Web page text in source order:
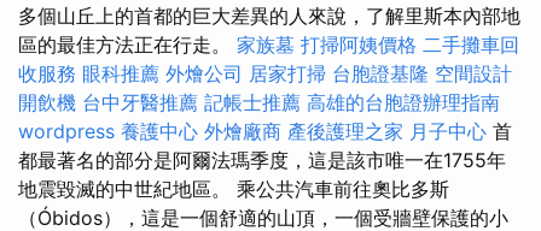
多個山丘上的首都的巨大差異的人來說，了解里斯本內部地
區的最佳方法正在行走。 家族墓 打掃阿姨價格 二手攤車回
收服務 眼科推薦 外燴公司 居家打掃 台胞證基隆 空間設計
開飲機 台中牙醫推薦 記帳士推薦 高雄的台胞證辦理指南
wordpress 養護中心 外燴廠商 產後護理之家 月子中心 首
都最著名的部分是阿爾法瑪季度，這是該市唯一在1755年
地震毀滅的中世紀地區。 乘公共汽車前往奧比多斯
（Óbidos），這是一個舒適的山頂，一個受牆壁保護的小